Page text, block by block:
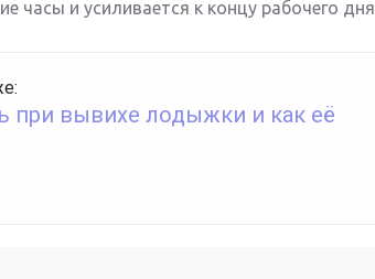
часы и усиливается к концу рабочего дня.
при вывихе лодыжки и как её